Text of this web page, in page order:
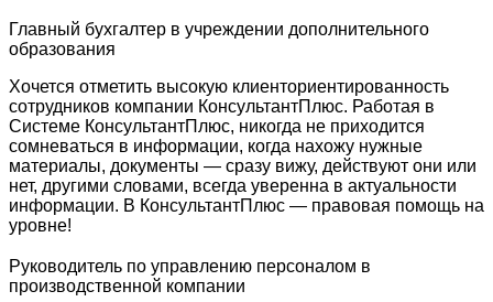
Главный бухгалтер в учреждении дополнительного
образования
Хочется отметить высокую клиенториентированность
сотрудников компании КонсультантПлюс. Работая в
Системе КонсультантПлюс, никогда не приходится
сомневаться в информации, когда нахожу нужные
материалы, документы — сразу вижу, действуют они или
нет, другими словами, всегда уверенна в актуальности
информации. В КонсультантПлюс — правовая помощь на
уровне!
Руководитель по управлению персоналом в
производственной компании